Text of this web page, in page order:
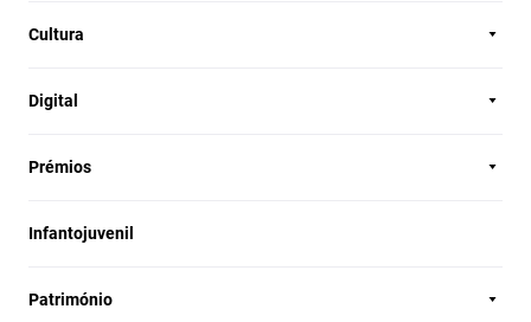
Cultura
Digital
Prémios
Infantojuvenil
Património